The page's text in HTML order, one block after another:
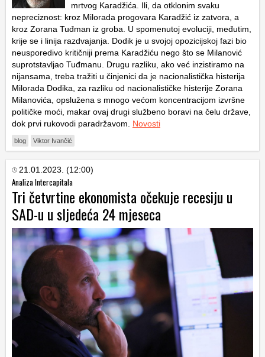
mrtvog Karadžića. Ili, da otklonim svaku
nepreciznost: kroz Milorada progovara Karadžić iz zatvora, a
kroz Zorana Tuđman iz groba. U spomenutoj evoluciji, međutim,
krije se i linija razdvajanja. Dodik je u svojoj opozicijskoj fazi bio
neusporedivo kritičniji prema Karadžiću nego što se Milanović
suprotstavljao Tuđmanu. Drugu razliku, ako već inzistiramo na
nijansama, treba tražiti u činjenici da je nacionalistička histerija
Milorada Dodika, za razliku od nacionalističke histerije Zorana
Milanovića, opslužena s mnogo većom koncentracijom izvršne
političke moći, makar ovaj drugi službeno boravi na čelu države,
dok prvi rukovodi paradržavom. Novosti
blog Viktor Ivančić
21.01.2023. (12:00)
Analiza Intercapitala
Tri četvrtine ekonomista očekuje recesiju u
SAD-u u sljedeća 24 mjeseca